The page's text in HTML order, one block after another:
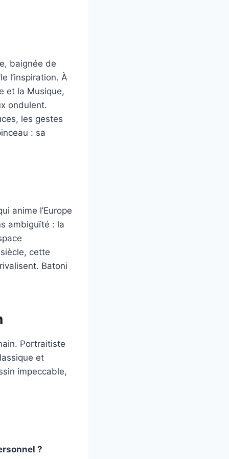
baignée de
l’inspiration. À
et la Musique,
ondulent.
les gestes
: sa
anime l’Europe
ambiguïté : la
cette
Batoni
Portraitiste
et
impeccable,
?